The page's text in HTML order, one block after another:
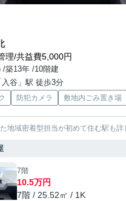
理/共益費5,000円
/築13年 /10階建
入谷」駅 徒歩3分
防犯カメラ 敷地内ごみ置き場
地域密着型担当が初めて住む駅も詳
7階
10.5万円
7階 / 25.52㎡ / 1K